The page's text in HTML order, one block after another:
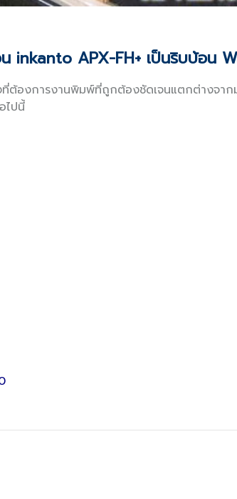
inkanto APX-FH+ เป็นริบบ้อน
องการงานพิมพ์ที่ถูกต้องชัดเจนแตกต่างจาก
ไปนี้